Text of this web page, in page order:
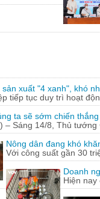
xuất "4 xanh", khó
tiếp tục duy trì hoạt
ta sẽ sớm chiến
– Sáng 14/8, Thủ
Nông dân đang khó
Với công suất gần 30
Doanh
Hiện